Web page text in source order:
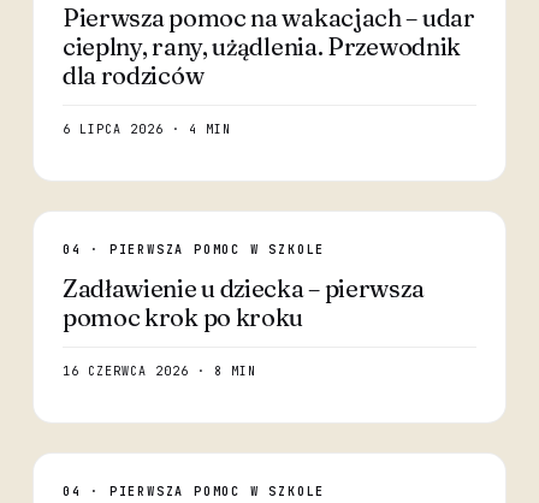
Pierwsza pomoc na wakacjach – udar
cieplny, rany, użądlenia. Przewodnik
dla rodziców
6 LIPCA 2026 · 4 MIN
04 · PIERWSZA POMOC W SZKOLE
Zadławienie u dziecka – pierwsza
pomoc krok po kroku
16 CZERWCA 2026 · 8 MIN
04 · PIERWSZA POMOC W SZKOLE